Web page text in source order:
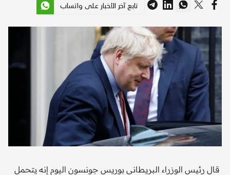
تابع آخر الأخبار على واتساب
قال رئيس الوزراء البريطاني بوريس جونسون اليوم إنه يتحمل